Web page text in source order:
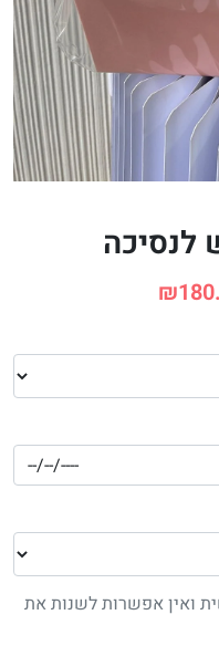
לנסיכה
₪
ואין אפשרות לשנות את